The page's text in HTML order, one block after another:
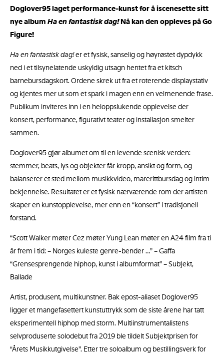
Doglover95 laget performance-kunst for å iscenesette sitt
nye album Ha en fantastisk dag!Nå kan den oppleves på Go
Figure!
Ha en fantastisk dag!er et fysisk, sanselig og høyrøstet dypdykk
ned i et tilsynelatende uskyldig utsagn hentet fra et kitsch
barnebursdagskort. Ordene skrek ut fra et roterende displaystativ
og kjentes mer ut som et spark i magen enn en velmenende frase.
Publikum inviteres inn i en heloppslukende opplevelse der
konsert, performance, figurativt teater og installasjon smelter
sammen.
Doglover95 gjør albumet om til en levende scenisk verden:
stemmer, beats, lys og objekter får kropp, ansikt og form, og
balanserer et sted mellom musikkvideo, marerittbursdag og intim
bekjennelse. Resultatet er et fysisk nærværende rom der artisten
skaper en kunstopplevelse, mer enn en “konsert” i tradisjonell
forstand.
“Scott Walker møter Cez møter Yung Lean møter en A24 film fra ti
år frem i tid: – Norges kuleste genre-bender …” – Gaffa
“Grensesprengende hiphop, kunst i albumformat” – Subjekt,
Ballade
Artist, produsent, multikunstner. Bak epost-aliaset Doglover95
ligger et mangefasettert kunstuttrykk som de siste årene har tatt
eksperimentell hiphop med storm. Multiinstrumentalistens
selvproduserte solodebut fra 2019 ble tildelt Subjektprisen for
“Årets Musikkutgivelse”. Etter tre soloalbum og bestillingsverk for